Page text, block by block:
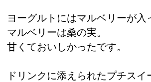
ヨーグルトにはマルベリーが入
マルベリーは桑の実。
甘くておいしかったです。
ドリンクに添えられたプチスイ